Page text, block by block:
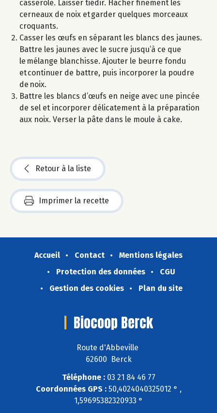
casserole. Laisser tiédir. Hacher finement les
cerneaux de noix et garder quelques morceaux
croquants.
Casser les œufs en séparant les blancs des jaunes.
Battre les jaunes avec le sucre jusqu’à ce que
le mélange blanchisse. Ajouter le beurre fondu
et continuer de battre, puis incorporer la poudre
de noix.
Battre les blancs d’œufs en neige avec une pincée
de sel et incorporer délicatement à la préparation
aux noix. Verser la pâte dans le moule à cake.
Retour à la liste
Imprimer la recette
Accueil Contact
Mentions légales
Protection des données
CGU
Gestion des cookies
Plan du site
Biocoop Berck
Route d'Abbeville
62600 Berck
Téléphone :03 21 84 46 77
Coordonnées GPS :50,4024040325012 ° ,
1,59695382320933 °